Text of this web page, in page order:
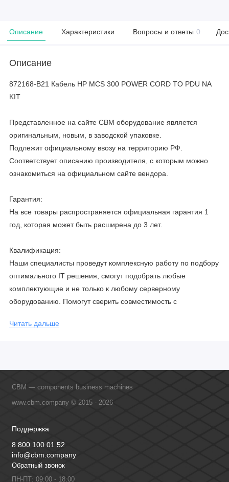
Описание Характеристики Вопросы и ответы 0
Описание
872168-B21 Кабель HP MCS 300 POWER CORD TO PDU NA
KIT
Представленное на сайте CBM оборудование является
оригинальным, новым, в заводской упаковке.
Подлежит официальному ввозу на территорию РФ.
Соответствует описанию производителя, с которым можно
ознакомиться на официальном сайте вендора.
Гарантия:
На все товары распространяется официальная гарантия 1
год, которая может быть расширена до 3 лет.
Квалификация:
Наши специалисты проведут комплексную работу по подбору
оптимального IT решения, смогут подобрать любые
комплектующие и не только к любому серверному
оборудованию. Помогут сверить совместимость с
официальными производителями и проводим регулярное
Читать дальше
CBM — components business machines
www.cbm.company © 2015 - 2026
Поддержка
8 800 100 01 52
info@cbm.company
Обратный звонок
ПН-ПТ: 09:00 - 18:00